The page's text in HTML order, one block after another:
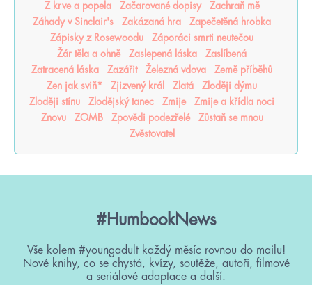
Z krve a popela
Začarované dopisy
Zachraň mě
Záhady v Sinclair's
Zakázaná hra
Zapečetěná hrobka
Zápisky z Rosewoodu
Záporáci smrti neutečou
Žár těla a ohně
Zaslepená láska
Zaslíbená
Zatracená láska
Zazářit Železná vdova
Země příběhů
Zen jak sviň*
Zjizvený král Zlatá
Zloději dýmu
Zloději stínu
Zlodějský tanec Zmije
Zmije a křídla noci
Znovu
ZOMB Zpovědi podezřelé
Zůstaň se mnou
Zvěstovatel
#HumbookNews
Vše kolem #youngadult každý měsíc rovnou do mailu!
Nové knihy, co se chystá, kvízy, soutěže, autoři, filmové
a seriálové adaptace a další.